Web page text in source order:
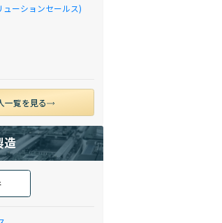
ーションセールス)
一覧を見る
造